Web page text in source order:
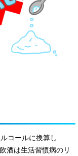
コールに換算し
酒は生活習慣病のリ